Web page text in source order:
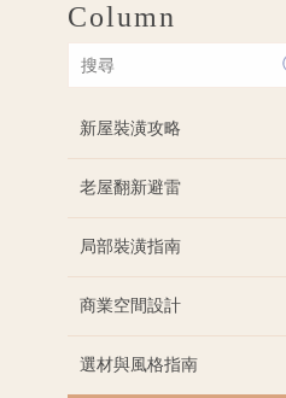
Column
新屋裝潢攻略
老屋翻新避雷
局部裝潢指南
商業空間設計
選材與風格指南